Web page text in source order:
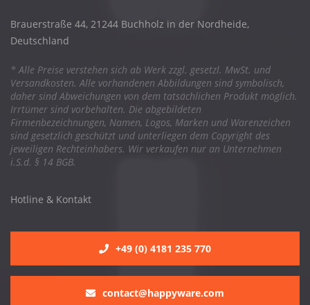
Brauerstraße 44, 21244 Buchholz in der Nordheide,
Deutschland
* Alle Preise verstehen sich ab Werk zzgl. gesetzl. MwSt. und
Versandkosten. Alle vorhandenen Abbildungen sind symbolisch,
daher sind Abweichungen von dem tatsächlichen Produkt möglich.
Irrtümer sind vorbehalten. Die abgebildeten
Firmenbezeichnungen, Namen, Logos, Marken und Warenzeichen
sind gesetzlich geschützt und unterliegen dem Copyright des
jeweiligen Rechteinhabers. Wir verkaufen nur an Unternehmen
i.S.d. § 14 BGB.
Hotline & Kontakt
+49 (0) 4181 235 770
contact@happyware.com